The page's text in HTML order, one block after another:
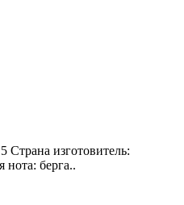
Страна изготовитель:
берга..